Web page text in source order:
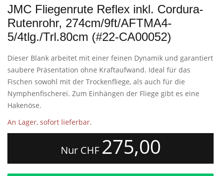
JMC Fliegenrute Reflex inkl. Cordura-
Rutenrohr, 274cm/9ft/AFTMA4-
5/4tlg./Trl.80cm (#22-CA00052)
Dieser Blank arbeitet mit einer feinen Dynamik und garantiert
saubere Präsentation ohne Kraftaufwand. Ideal für das
Fischen sowohl mit der Trockenfliege, als auch für die
Nymphenfischerei. Zum Einhängen der Fliege gibt es eine
Hakenöse.
An Lager, sofort lieferbar.
Nur CHF 275,00